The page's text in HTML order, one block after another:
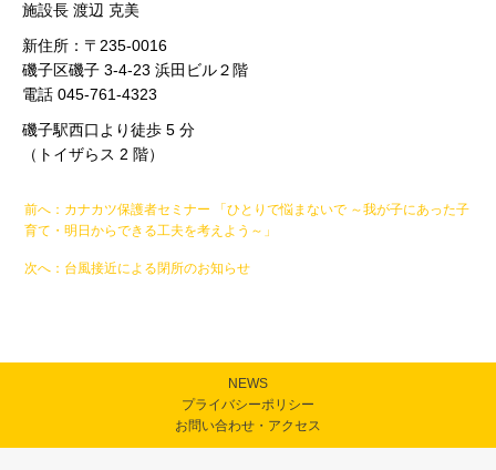
施設長 渡辺 克美
新住所：〒235-0016
磯子区磯子 3-4-23 浜田ビル２階
電話 045-761-4323
磯子駅西口より徒歩 5 分
（トイザらス 2 階）
カナカツ保護者セミナー 「ひとりで悩まないで ～我が子にあった子
育て・明日からできる工夫を考えよう～」
台風接近による閉所のお知らせ
NEWS
プライバシーポリシー
お問い合わせ・アクセス